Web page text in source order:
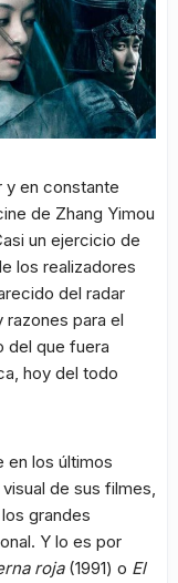
y en constante
de Zhang Yimou
un ejercicio de
los realizadores
del radar
para el
del que fuera
hoy del todo
en los últimos
de sus filmes,
grandes
Y lo es por
roja (1991) o El